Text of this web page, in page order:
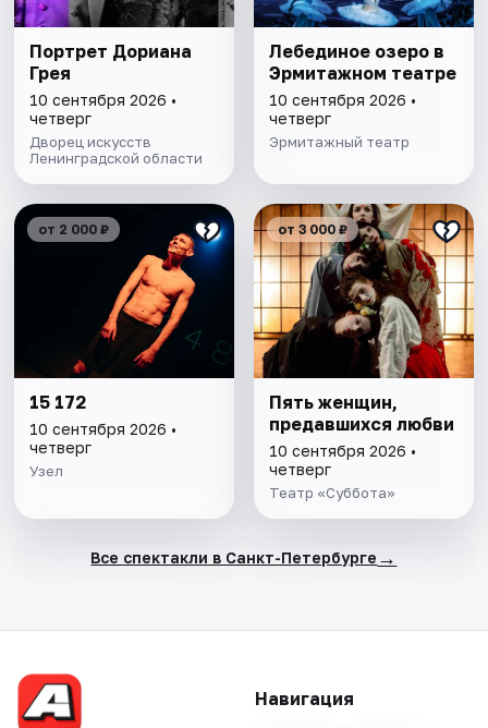
Портрет Дориана
Грея
10 сентября 2026 •
четверг
Дворец искусств
Ленинградской области
Лебединое озеро в
Эрмитажном театре
10 сентября 2026 •
четверг
Эрмитажный театр
от 2 000 ₽
15 172
10 сентября 2026 •
четверг
Узел
от 3 000 ₽
Пять женщин,
предавшихся любви
10 сентября 2026 •
четверг
Театр «Суббота»
Все спектакли в Санкт-Петербурге →
Навигация